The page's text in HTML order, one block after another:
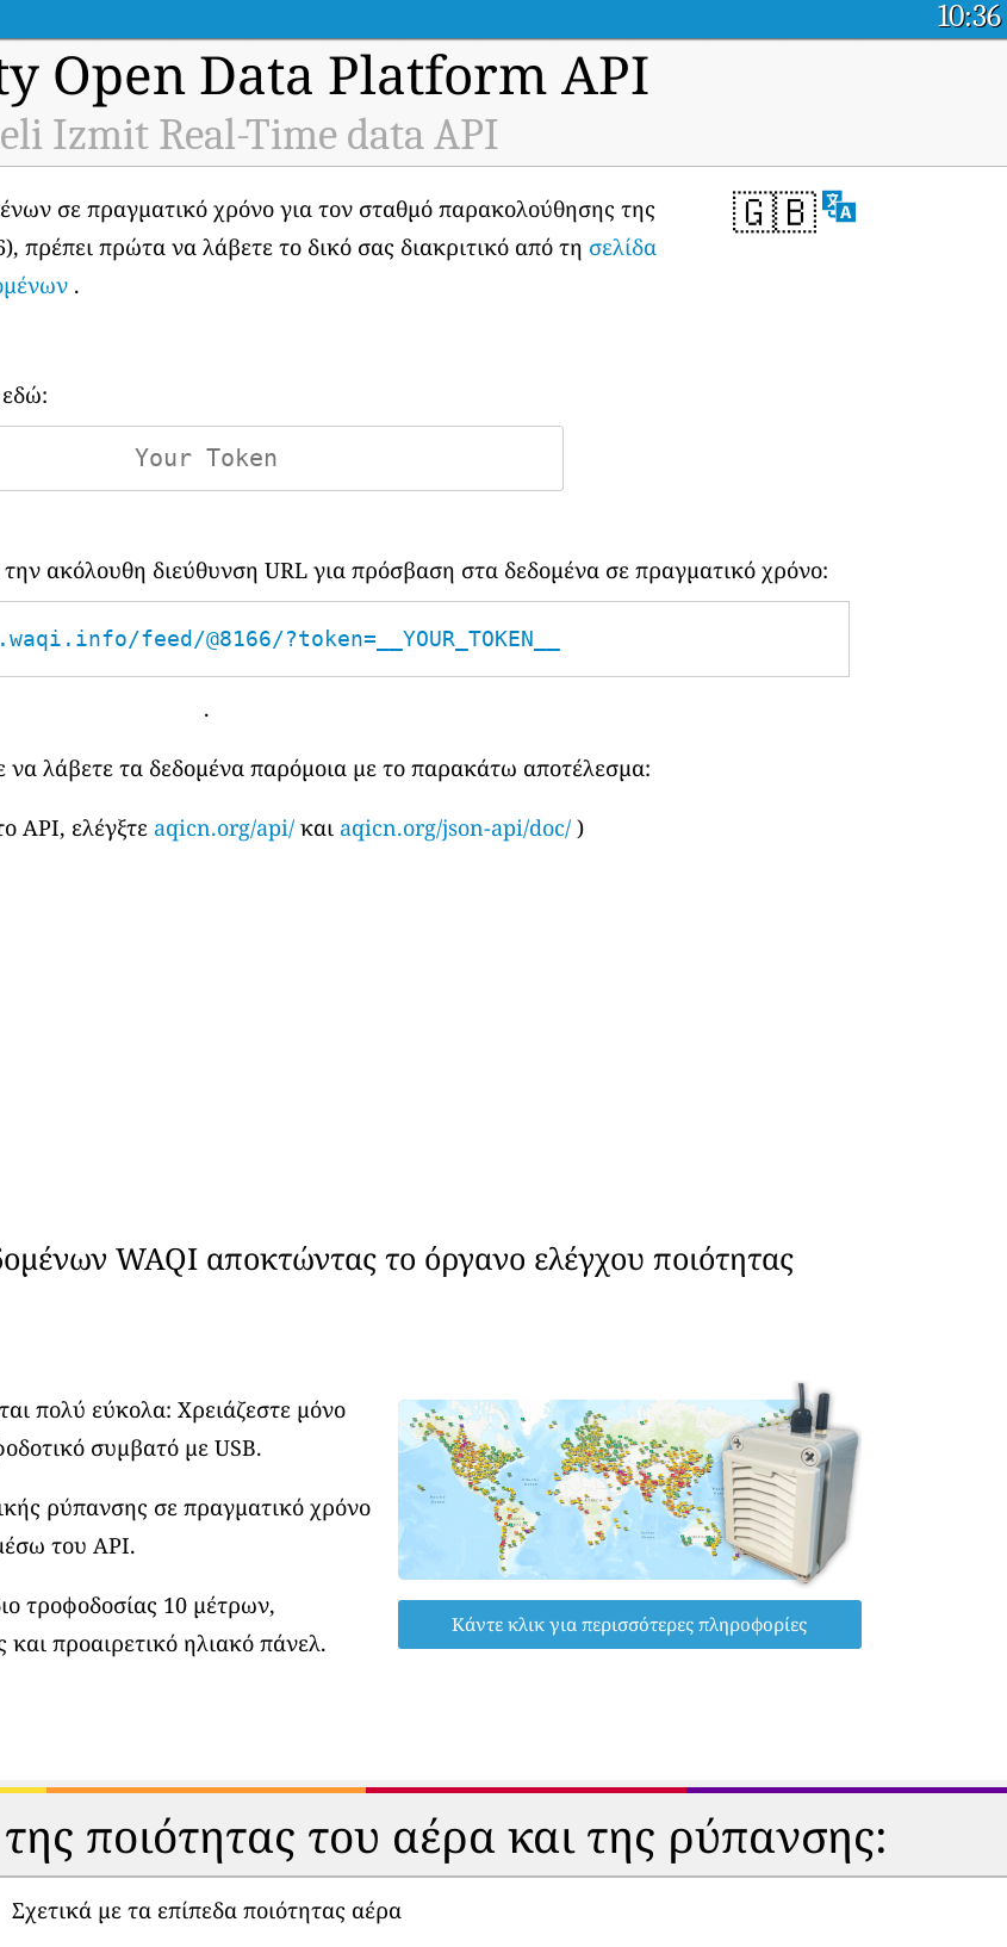
10:36
Open Data Platform API
Izmit Real-Time data API
🇬🇧
σε πραγματικό χρόνο για τον σταθμό παρακολούθησης της
πρώτα να λάβετε το δικό σας διακριτικό από τη σελίδα
.
εδώ:
ακόλουθη διεύθυνση URL για πρόσβαση στα δεδομένα σε πραγματικό χρόνο:
feed/@8166/?token=__YOUR_TOKEN__
.
να λάβετε τα δεδομένα παρόμοια με το παρακάτω αποτέλεσμα:
API, ελέγξτε aqicn.org/api/ και aqicn.org/json-api/doc/ )
WAQI αποκτώντας το όργανο ελέγχου ποιότητας
πολύ εύκολα: Χρειάζεστε μόνο
συμβατό με USB.
ρύπανσης σε πραγματικό χρόνο
του API.
τροφοδοσίας 10 μέτρων,
προαιρετικό ηλιακό πάνελ.
Κάντε κλικ για περισσότερες πληροφορίες
ποιότητας του αέρα και της ρύπανσης:
Σχετικά με τα επίπεδα ποιότητας αέρα